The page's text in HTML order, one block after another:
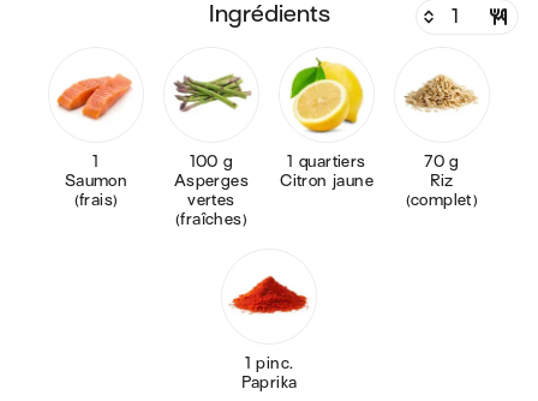
ingrédients
1
Saumon
(frais)
100 g
Asperges
vertes
(fraîches)
1 quartiers
Citron jaune
70 g
Riz
(complet)
1 pinc.
Paprika